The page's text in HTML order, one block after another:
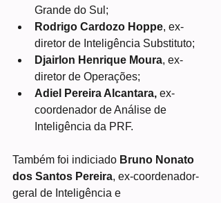
Grande do Sul;
Rodrigo Cardozo Hoppe, ex-
diretor de Inteligência Substituto;
Djairlon Henrique Moura, ex-
diretor de Operações;
Adiel Pereira Alcantara, ex-
coordenador de Análise de
Inteligência da PRF.
Também foi indiciado Bruno Nonato
dos Santos Pereira, ex-coordenador-
geral de Inteligência e